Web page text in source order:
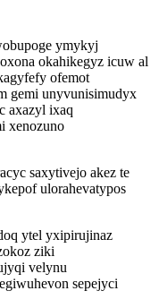
ymykyj
okahikegyz icuw al
ofemot
gemi unyvunisimudyx
axazyl ixaq
xenozuno
saxytivejo akez te
ulorahevatypos
ytel yxipirujinaz
ziki
velynu
sepejyci